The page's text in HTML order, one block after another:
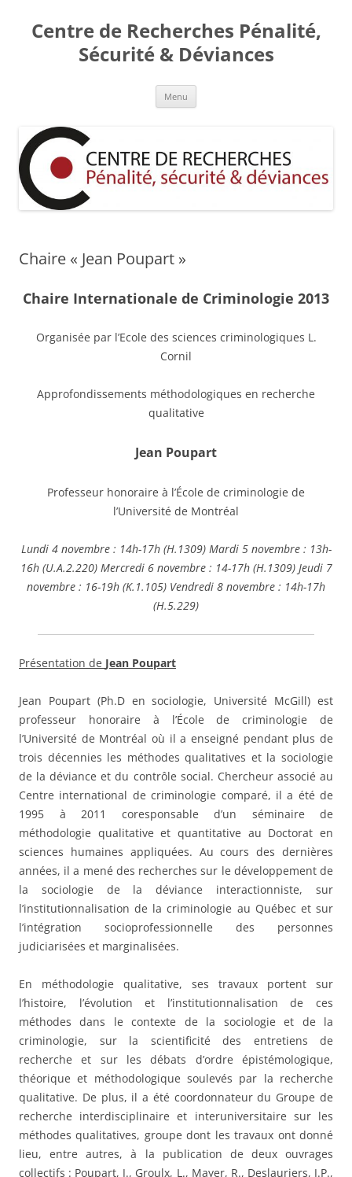
contenu
Centre de Recherches Pénalité,
Sécurité & Déviances
Menu
Chaire « Jean Poupart »
Chaire Internationale de Criminologie 2013
Organisée par l’Ecole des sciences criminologiques L.
Cornil
Approfondissements méthodologiques en recherche
qualitative
Jean Poupart
Professeur honoraire à l’École de criminologie de
l’Université de Montréal
Lundi 4 novembre : 14h-17h (H.1309) Mardi 5 novembre : 13h-
16h (U.A.2.220) Mercredi 6 novembre : 14-17h (H.1309) Jeudi 7
novembre : 16-19h (K.1.105) Vendredi 8 novembre : 14h-17h
(H.5.229)
Présentation de Jean Poupart
Jean Poupart (Ph.D en sociologie, Université McGill) est
professeur honoraire à l’École de criminologie de
l’Université de Montréal où il a enseigné pendant plus de
trois décennies les méthodes qualitatives et la sociologie
de la déviance et du contrôle social. Chercheur associé au
Centre international de criminologie comparé, il a été de
1995 à 2011 coresponsable d’un séminaire de
méthodologie qualitative et quantitative au Doctorat en
sciences humaines appliquées. Au cours des dernières
années, il a mené des recherches sur le développement de
la sociologie de la déviance interactionniste, sur
l’institutionnalisation de la criminologie au Québec et sur
l’intégration socioprofessionnelle des personnes
judiciarisées et marginalisées.
En méthodologie qualitative, ses travaux portent sur
l’histoire, l’évolution et l’institutionnalisation de ces
méthodes dans le contexte de la sociologie et de la
criminologie, sur la scientificité des entretiens de
recherche et sur les débats d’ordre épistémologique,
théorique et méthodologique soulevés par la recherche
qualitative. De plus, il a été coordonnateur du Groupe de
recherche interdisciplinaire et interuniversitaire sur les
méthodes qualitatives, groupe dont les travaux ont donné
lieu, entre autres, à la publication de deux ouvrages
collectifs : Poupart, J., Groulx, L., Mayer, R., Deslauriers, J.P.,